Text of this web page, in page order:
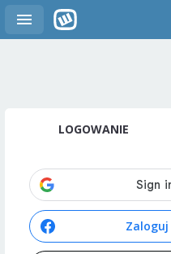
LOGOWANIE
Zaloguj